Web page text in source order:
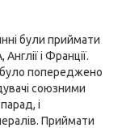
були приймати
і Франції.
попереджено
союзними
і
Приймати